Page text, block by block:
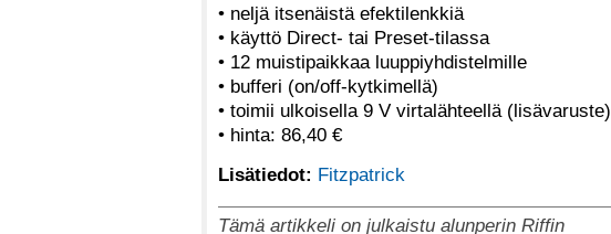
• neljä itsenäistä efektilenkkiä
• käyttö Direct- tai Preset-tilassa
• 12 muistipaikkaa luuppiyhdistelmille
• bufferi (on/off-kytkimellä)
• toimii ulkoisella 9 V virtalähteellä (lisävaruste)
• hinta: 86,40 €
Lisätiedot: Fitzpatrick
Tämä artikkeli on julkaistu alunperin Riffin